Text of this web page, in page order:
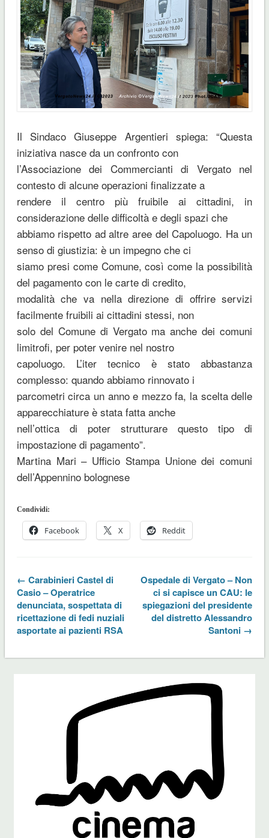
Il Sindaco Giuseppe Argentieri spiega: “Questa
iniziativa nasce da un confronto con
l’Associazione dei Commercianti di Vergato nel
contesto di alcune operazioni finalizzate a
rendere il centro più fruibile ai cittadini, in
considerazione delle difficoltà e degli spazi che
abbiamo rispetto ad altre aree del Capoluogo. Ha un
senso di giustizia: è un impegno che ci
siamo presi come Comune, così come la possibilità
del pagamento con le carte di credito,
modalità che va nella direzione di offrire servizi
facilmente fruibili ai cittadini stessi, non
solo del Comune di Vergato ma anche dei comuni
limitrofi, per poter venire nel nostro
capoluogo. L’iter tecnico è stato abbastanza
complesso: quando abbiamo rinnovato i
parcometri circa un anno e mezzo fa, la scelta delle
apparecchiature è stata fatta anche
nell’ottica di poter strutturare questo tipo di
impostazione di pagamento”.
Martina Mari – Ufficio Stampa Unione dei comuni
dell’Appennino bolognese
Condividi:
Facebook X Reddit
← Carabinieri Castel di
Casio – Operatrice
denunciata, sospettata di
ricettazione di fedi nuziali
asportate ai pazienti RSA
Ospedale di Vergato – Non
ci si capisce un CAU: le
spiegazioni del presidente
del distretto Alessandro
Santoni →